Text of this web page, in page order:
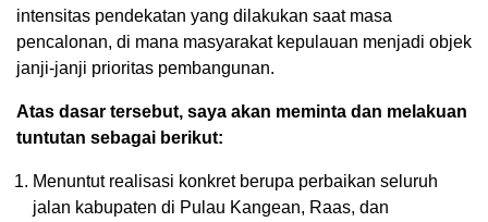
intensitas pendekatan yang dilakukan saat masa
pencalonan, di mana masyarakat kepulauan menjadi objek
janji-janji prioritas pembangunan.
Atas dasar tersebut, saya akan meminta dan melakuan
tuntutan sebagai berikut:
Menuntut realisasi konkret berupa perbaikan seluruh
jalan kabupaten di Pulau Kangean, Raas, dan